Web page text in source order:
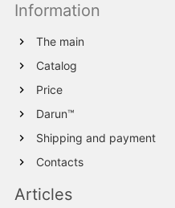
Information
The main
Catalog
Price
Darun™
Shipping and payment
Contacts
Articles